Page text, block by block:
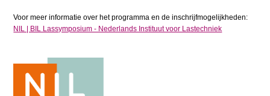
Voor meer informatie over het programma en de inschrijfmogelijkheden:
NIL | BIL Lassymposium - Nederlands Instituut voor Lastechniek